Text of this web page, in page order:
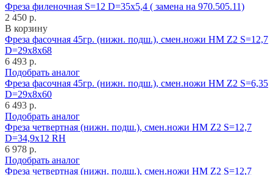
Фреза филеночная S=12 D=35x5,4 ( замена на 970.505.11)
2 450 р.
В корзину
Фреза фасочная 45гр. (нижн. подш.), смен.ножи HM Z2 S=12,7
D=29x8x68
6 493 р.
Подобрать аналог
Фреза фасочная 45гр. (нижн. подш.), смен.ножи HM Z2 S=6,35
D=29x8x60
6 493 р.
Подобрать аналог
Фреза четвертная (нижн. подш.), смен.ножи HM Z2 S=12,7
D=34,9x12 RH
6 978 р.
Подобрать аналог
Фреза четвертная (нижн. подш.), смен.ножи HM Z2 S=12,7